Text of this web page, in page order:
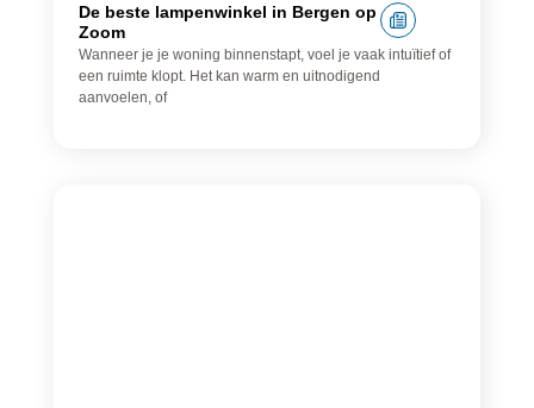
De beste lampenwinkel in Bergen op
Zoom
Wanneer je je woning binnenstapt, voel je vaak intuïtief of
een ruimte klopt. Het kan warm en uitnodigend
aanvoelen, of